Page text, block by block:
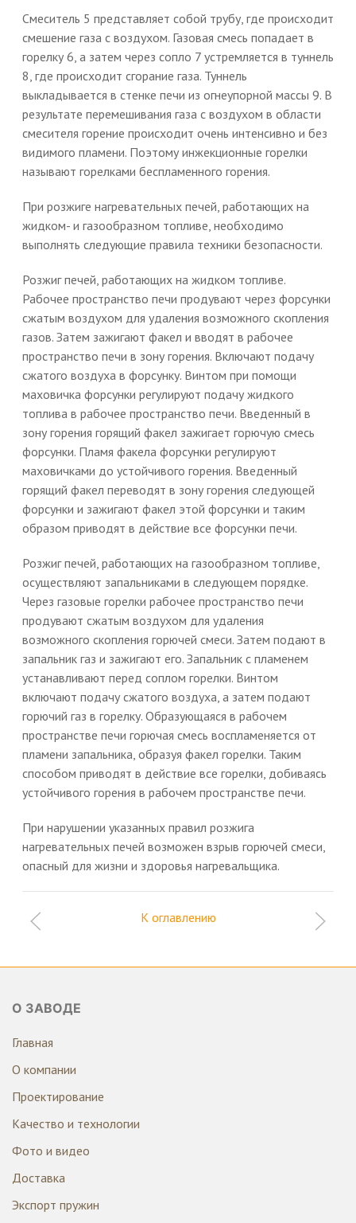
Смеситель 5 представляет собой трубу, где происходит
смешение газа с воздухом. Газовая смесь попадает в
горелку 6, а затем через сопло 7 устремляется в туннель
8, где происходит сгорание газа. Туннель
выкладывается в стенке печи из огнеупорной массы 9. В
результате перемешивания газа с воздухом в области
смесителя горение происходит очень интенсивно и без
видимого пламени. Поэтому инжекционные горелки
называют горелками беспламенного горения.
При розжиге нагревательных печей, работающих на
жидком- и газообразном топливе, необходимо
выполнять следующие правила техники безопасности.
Розжиг печей, работающих на жидком топливе.
Рабочее пространство печи продувают через форсунки
сжатым воздухом для удаления возможного скопления
газов. Затем зажигают факел и вводят в рабочее
пространство печи в зону горения. Включают подачу
сжатого воздуха в форсунку. Винтом при помощи
маховичка форсунки регулируют подачу жидкого
топлива в рабочее пространство печи. Введенный в
зону горения горящий факел зажигает горючую смесь
форсунки. Пламя факела форсунки регулируют
маховичками до устойчивого горения. Введенный
горящий факел переводят в зону горения следующей
форсунки и зажигают факел этой форсунки и таким
образом приводят в действие все форсунки печи.
Розжиг печей, работающих на газообразном топливе,
осуществляют запальниками в следующем порядке.
Через газовые горелки рабочее пространство печи
продувают сжатым воздухом для удаления
возможного скопления горючей смеси. Затем подают в
запальник газ и зажигают его. Запальник с пламенем
устанавливают перед соплом горелки. Винтом
включают подачу сжатого воздуха, а затем подают
горючий газ в горелку. Образующаяся в рабочем
пространстве печи горючая смесь воспламеняется от
пламени запальника, образуя факел горелки. Таким
способом приводят в действие все горелки, добиваясь
устойчивого горения в рабочем пространстве печи.
При нарушении указанных правил розжига
нагревательных печей возможен взрыв горючей смеси,
опасный для жизни и здоровья нагревальщика.
К оглавлению
О ЗАВОДЕ
Главная
О компании
Проектирование
Качество и технологии
Фото и видео
Доставка
Экспорт пружин